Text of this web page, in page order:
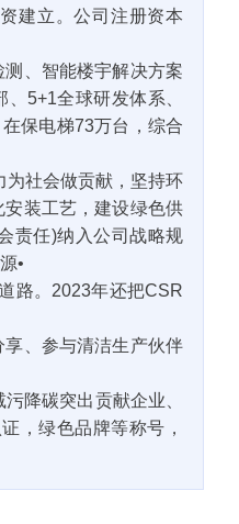
建立。公司注册资本
、智能楼宇解决方案
5+1全球研发体系、
保电梯73万台，综合
为社会做贡献，坚持环
装工艺，建设绿色供
责任)纳入公司战略规
•
路。2023年还把CSR
、参与清洁生产伙伴
降碳突出贡献企业、
，绿色品牌等称号，